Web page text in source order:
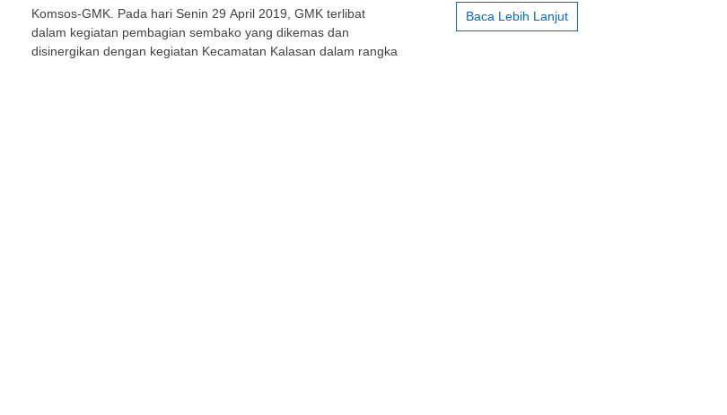
Kab.
Sleman
ke-
Komsos-GMK. Pada hari Senin 29 April 2019, GMK terlibat
dalam kegiatan pembagian sembako yang dikemas dan
disinergikan dengan kegiatan Kecamatan Kalasan dalam rangka
Baca Lebih Lanjut